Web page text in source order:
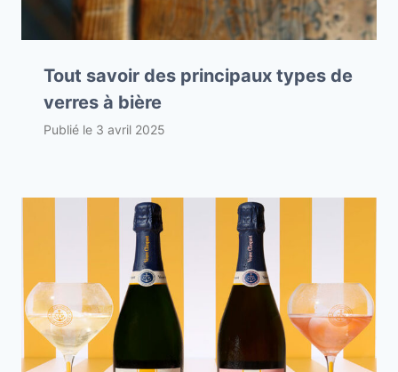
Tout savoir des principaux types de
verres à bière
Publié le 3 avril 2025